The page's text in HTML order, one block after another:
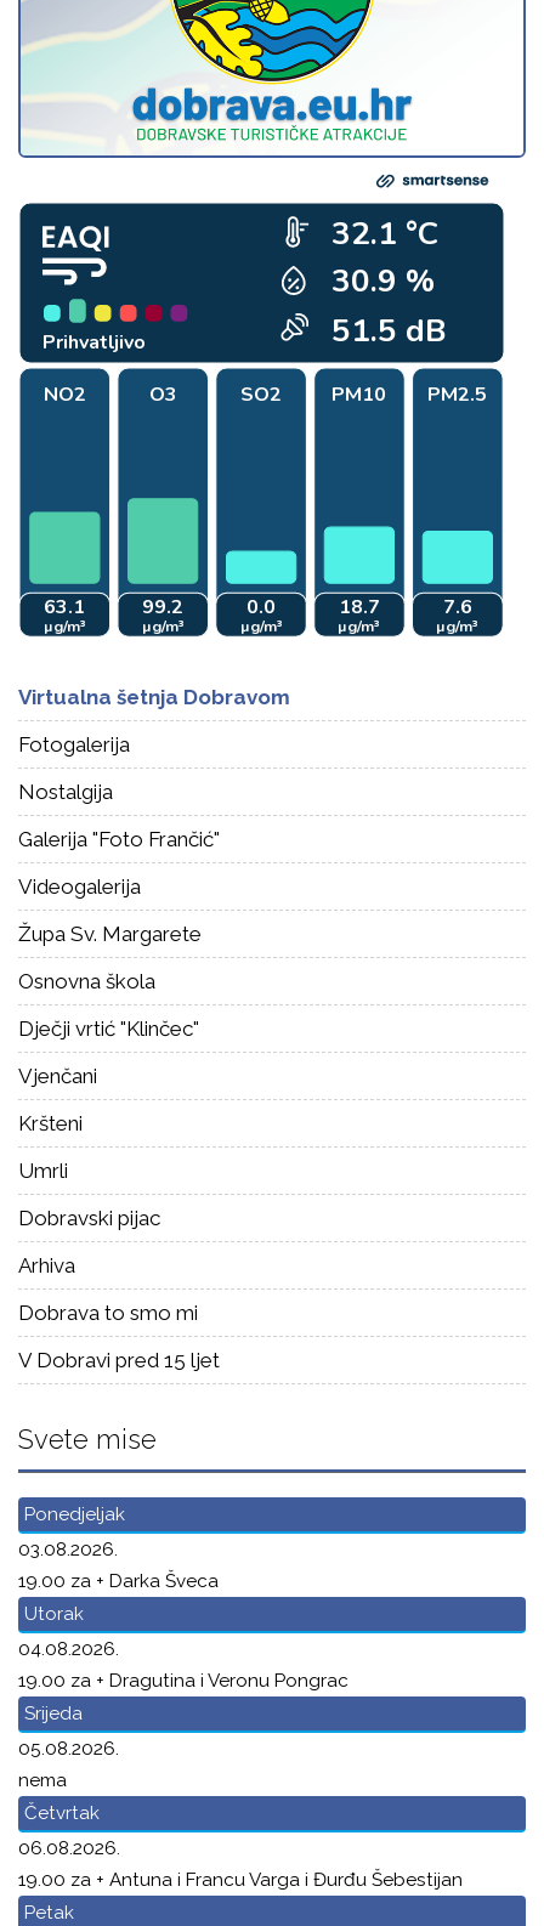
Virtualna šetnja Dobravom
Fotogalerija
Nostalgija
Galerija "Foto Frančić"
Videogalerija
Župa Sv. Margarete
Osnovna škola
Dječji vrtić "Klinčec"
Vjenčani
Kršteni
Umrli
Dobravski pijac
Arhiva
Dobrava to smo mi
V Dobravi pred 15 ljet
Svete mise
Ponedjeljak
03.08.2026.
19.00 za + Darka Šveca
Utorak
04.08.2026.
19.00 za + Dragutina i Veronu Pongrac
Srijeda
05.08.2026.
nema
Četvrtak
06.08.2026.
19.00 za + Antuna i Francu Varga i Đurđu Šebestijan
Petak